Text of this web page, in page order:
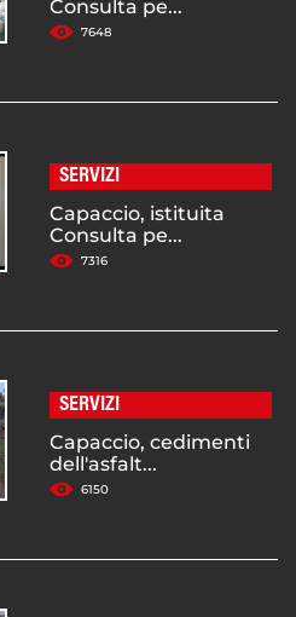
Consulta pe...
7648
SERVIZI
Capaccio, istituita
Consulta pe...
7316
SERVIZI
Capaccio, cedimenti
dell'asfalt...
6150